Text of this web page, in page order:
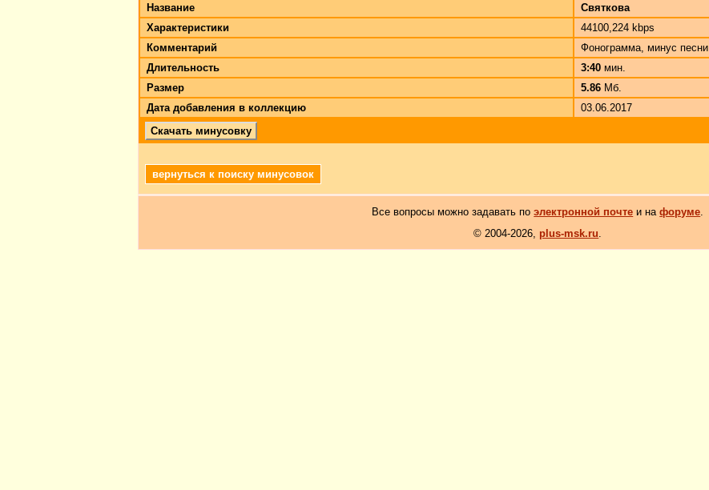
Название
Святкова
Характеристики
44100,224 kbps
Комментарий
Фонограмма, минус песни
Длительность
3:40 мин.
Размер
5.86 Мб.
Дата добавления в коллекцию
03.06.2017
Скачать минусовку
вернуться к поиску минусовок
Все вопросы можно задавать поэлектронной почте и нафоруме.
© 2004-2026, plus-msk.ru.